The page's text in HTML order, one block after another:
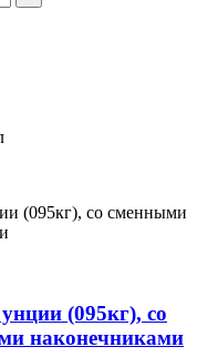
(095кг), cо
наконечниками